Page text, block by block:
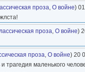
проза, О войне)
проза, О войне)
проза, О войне) 20
маленького